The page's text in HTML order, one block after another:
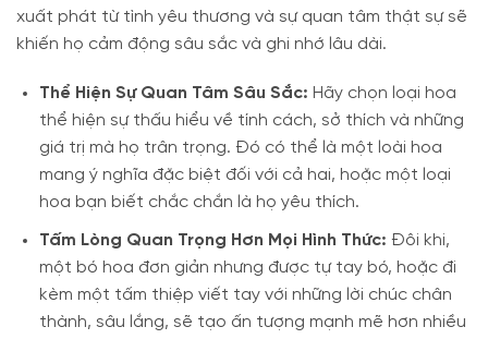
xuất phát từ tình yêu thương và sự quan tâm thật sự sẽ
khiến họ cảm động sâu sắc và ghi nhớ lâu dài.
Thể Hiện Sự Quan Tâm Sâu Sắc: Hãy chọn loại hoa
thể hiện sự thấu hiểu về tính cách, sở thích và những
giá trị mà họ trân trọng. Đó có thể là một loài hoa
mang ý nghĩa đặc biệt đối với cả hai, hoặc một loại
hoa bạn biết chắc chắn là họ yêu thích.
Tấm Lòng Quan Trọng Hơn Mọi Hình Thức: Đôi khi,
một bó hoa đơn giản nhưng được tự tay bó, hoặc đi
kèm một tấm thiệp viết tay với những lời chúc chân
thành, sâu lắng, sẽ tạo ấn tượng mạnh mẽ hơn nhiều